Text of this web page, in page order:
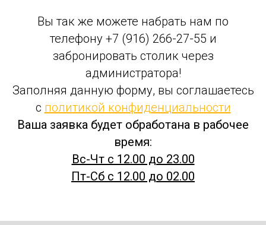
Вы так же можете набрать нам по
телефону +7 (916) 266-27-55 и
забронировать столик через
администратора!
Заполняя данную форму, вы соглашаетесь
с политикой конфиденциальности
Ваша заявка будет обработана в рабочее
время:
Вс-Чт с 12.00 до 23.00
Пт-Сб с 12.00 до 02.00